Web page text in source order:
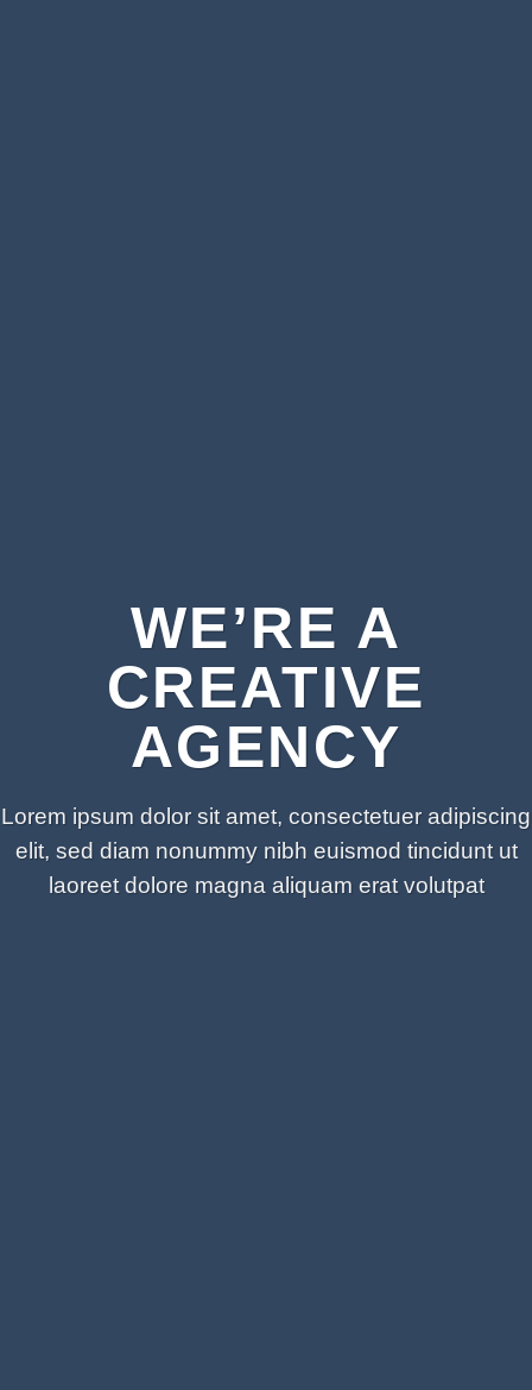
WE’RE A
CREATIVE
AGENCY
Lorem ipsum dolor sit amet, consectetuer adipiscing
elit, sed diam nonummy nibh euismod tincidunt ut
laoreet dolore magna aliquam erat volutpat